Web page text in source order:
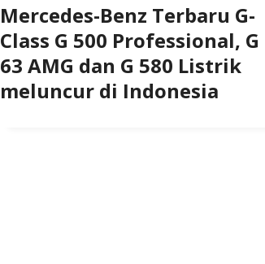
Mercedes-Benz Terbaru G-
Class G 500 Professional, G
63 AMG dan G 580 Listrik
meluncur di Indonesia